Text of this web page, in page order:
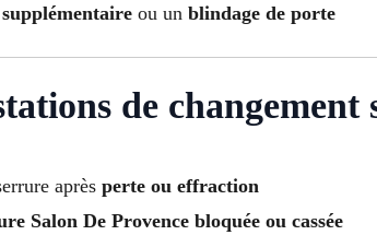
ou un blindage de porte
de changement
après perte ou effraction
Salon De Provence bloquée ou cassée